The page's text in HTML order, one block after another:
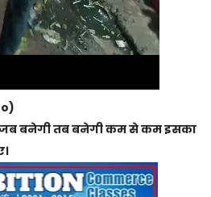
जब बनेगी तब बनेगी कम से कम इसका